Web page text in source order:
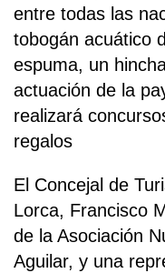
entre todas las
tobogán acuático
espuma, un
actuación de la
realizará
regalos
El Concejal de
Lorca, Francisco
de la Asociación
Aguilar, y una